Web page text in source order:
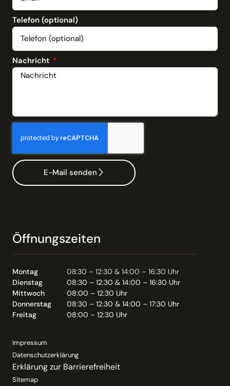
Telefon (optional)
Nachricht
E-Mail senden
Öffnungszeiten
Montag
08:30 – 12:30 & 14:00 – 16:30 Uhr
Dienstag
08:30 – 12:30 & 14:00 – 16:30 Uhr
Mittwoch
08:00 – 12:30 Uhr
Donnerstag
08:30 – 12:30 & 14:00 – 17:30 Uhr
Freitag
08:00 – 12:30 Uhr
Impressum
Datenschutzerklärung
Erklärung zur Barrierefreiheit
Sitemap